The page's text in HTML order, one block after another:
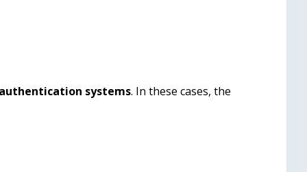
systems. In these cases, the